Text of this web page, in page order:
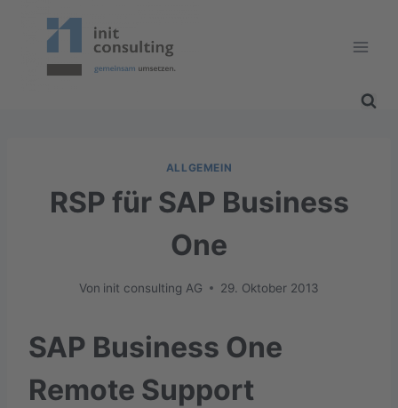
ALLGEMEIN
RSP für SAP Business
One
Von init consulting AG 29. Oktober 2013
SAP Business One
Remote Support